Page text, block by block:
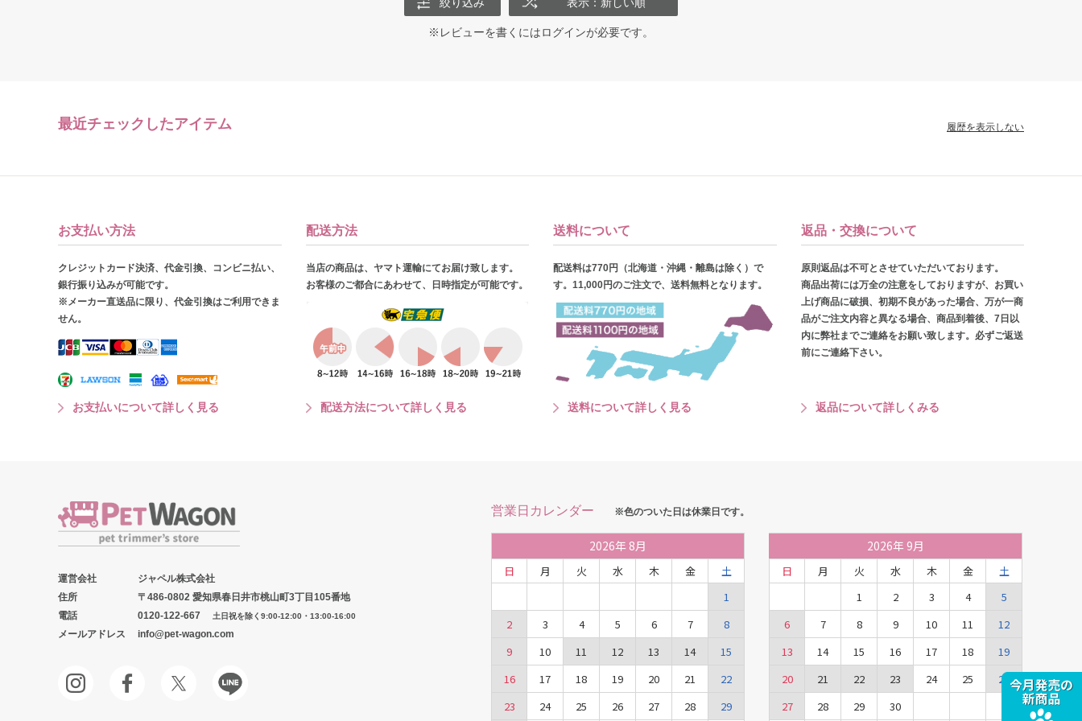
※レビューを書くにはログインが必要です。
最近チェックしたアイテム 履歴を表示しない
お支払い方法
クレジットカード決済、代金引換、コンビニ払い、
銀行振り込みが可能です。
※メーカー直送品に限り、代金引換はご利用できま
せん。
お支払いについて詳しく見る
配送方法
当店の商品は、ヤマト運輸にてお届け致します。
お客様のご都合にあわせて、日時指定が可能です。
配送方法について詳しく見る
送料について
配送料は770円（北海道・沖縄・離島は除く）で
す。11,000円のご注文で、送料無料となります。
送料について詳しく見る
返品・交換について
原則返品は不可とさせていただいております。
商品出荷には万全の注意をしておりますが、お買い
上げ商品に破損、初期不良があった場合、万が一商
品がご注文内容と異なる場合、商品到着後、7日以
内に弊社までご連絡をお願い致します。必ずご返送
前にご連絡下さい。
返品について詳しくみる
運営会社
ジャペル株式会社
住所
〒486-0802 愛知県春日井市桃山町3丁目105番地
電話
0120-122-667 土日祝を除く9:00-12:00・13:00-16:00
メールアドレス info@pet-wagon.com
営業日カレンダー ※色のついた日は休業日です。
2026年 8月
日 月 火 水 木 金
土
1
2
3 4 5 6 7
8
9
10 11 12 13 14
15
16
17 18 19 20 21
22
23
24 25 26 27 28 29
2026年 9月
日 月 火 水 木 金
土
1
2 3 4
5
6
7 8 9 10 11
12
13
14 15 16 17 18
19
20
21 22 23 24 25
26
27
28 29 30